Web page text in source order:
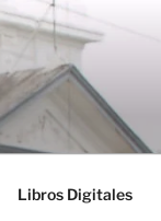
Libros Digitales